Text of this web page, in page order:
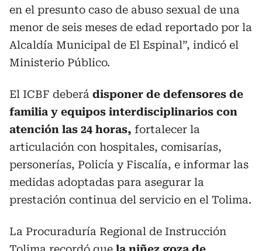
en el presunto caso de abuso sexual de una
menor de seis meses de edad reportado por la
Alcaldía Municipal de El Espinal”, indicó el
Ministerio Público.
El ICBF deberá disponer de defensores de
familia y equipos interdisciplinarios con
atención las 24 horas, fortalecer la
articulación con hospitales, comisarías,
personerías, Policía y Fiscalía, e informar las
medidas adoptadas para asegurar la
prestación continua del servicio en el Tolima.
La Procuraduría Regional de Instrucción